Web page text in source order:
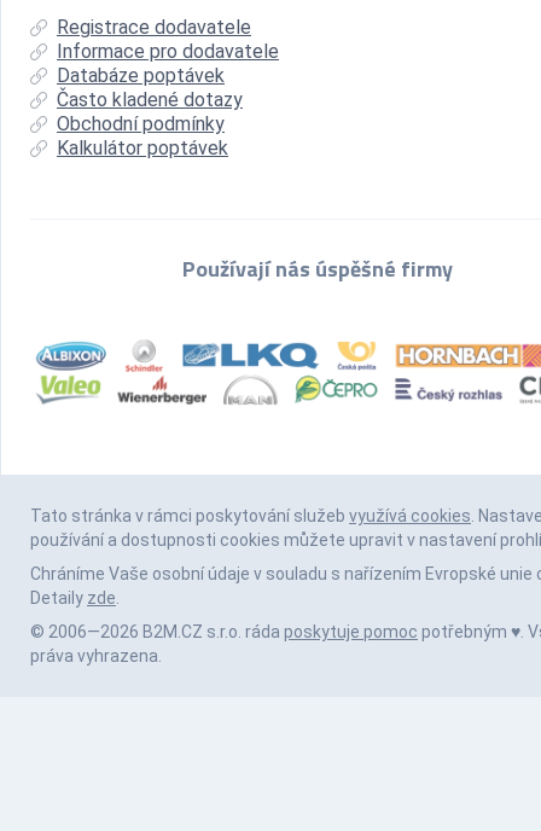
Registrace dodavatele
Informace pro dodavatele
Databáze poptávek
Často kladené dotazy
Obchodní podmínky
Kalkulátor poptávek
Používají nás úspěšné firmy
Tato stránka v rámci poskytování služeb využívá cookies.
používání a dostupnosti cookies můžete upravit v nastavení
Chráníme Vaše osobní údaje v souladu s nařízením Evropské unie
Detaily zde.
© 2006—2026 B2M.CZ s.r.o. ráda poskytuje pomoc potřebným ♥️.
práva vyhrazena.